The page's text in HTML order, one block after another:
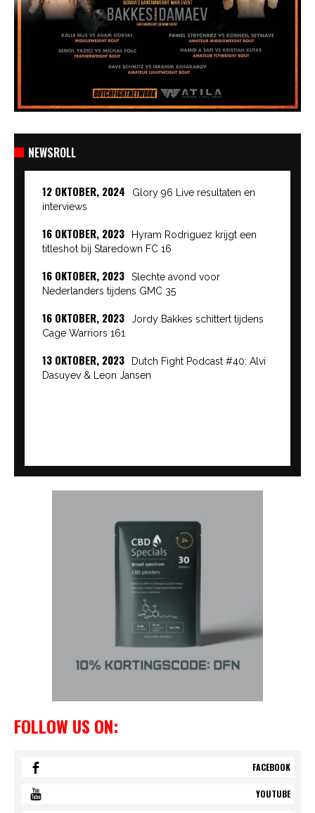
NEWSROLL
12 OKTOBER, 2024
Glory 96 Live resultaten en
interviews
16 OKTOBER, 2023
Hyram Rodriguez krijgt een
titleshot bij Staredown FC 16
16 OKTOBER, 2023
Slechte avond voor
Nederlanders tijdens GMC 35
16 OKTOBER, 2023
Jordy Bakkes schittert tijdens
Cage Warriors 161
13 OKTOBER, 2023
Dutch Fight Podcast #40: Alvi
Dasuyev & Leon Jansen
FOLLOW US ON:
FACEBOOK
YOUTUBE